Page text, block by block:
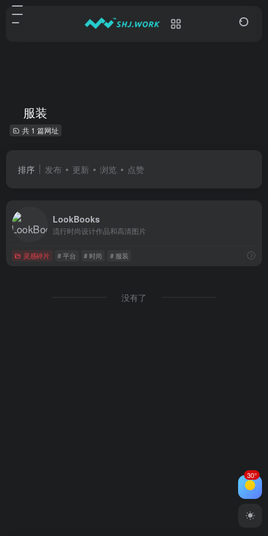
服装
共 1 篇网址
排序 发布 更新 浏览 点赞
LookBooks
流行时尚设计作品和高清图片
灵感碎片 # 平台 # 时尚 # 服装
没有了
30°